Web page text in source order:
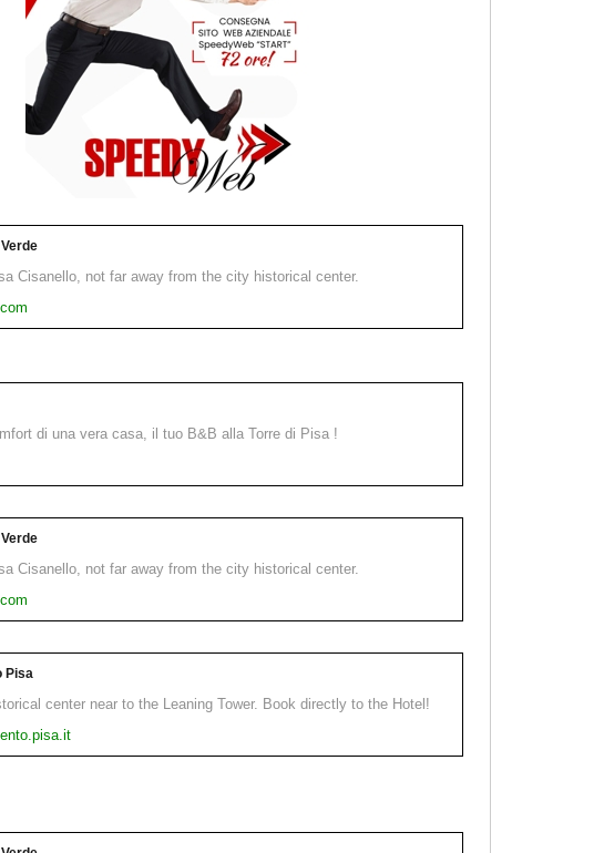
Cisanello, not far away from the city historical center.
di una vera casa, il tuo B&B alla Torre di Pisa !
Cisanello, not far away from the city historical center.
Pisa
center near to the Leaning Tower. Book directly to the Hotel!